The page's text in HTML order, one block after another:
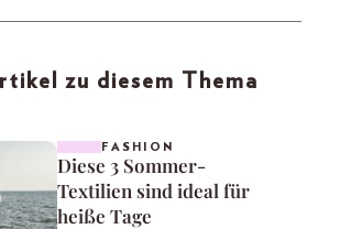
zu diesem Thema
FASHION
Diese 3 Sommer-
Textilien sind ideal für
heiße Tage